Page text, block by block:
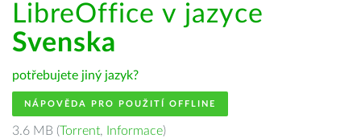
LibreOffice v jazyce
Svenska
potřebujete jiný jazyk?
NÁPOVĚDA PRO POUŽITÍ OFFLINE
3.6 MB (Torrent, Informace)